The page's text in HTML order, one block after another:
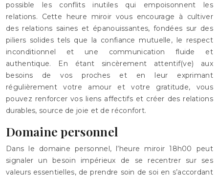
possible les conflits inutiles qui empoisonnent les
relations. Cette heure miroir vous encourage à cultiver
des relations saines et épanouissantes, fondées sur des
piliers solides tels que la confiance mutuelle, le respect
inconditionnel et une communication fluide et
authentique. En étant sincèrement attentif(ve) aux
besoins de vos proches et en leur exprimant
régulièrement votre amour et votre gratitude, vous
pouvez renforcer vos liens affectifs et créer des relations
durables, source de joie et de réconfort.
Domaine personnel
Dans le domaine personnel, l’heure miroir 18h00 peut
signaler un besoin impérieux de se recentrer sur ses
valeurs essentielles, de prendre soin de soi en s’accordant